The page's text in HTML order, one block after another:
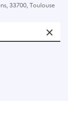
33700, Toulouse